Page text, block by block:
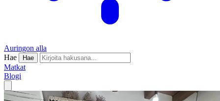
Auringon alla
Hae
Hae
Matkat
Blogi